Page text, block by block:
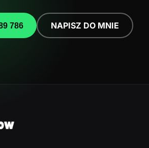
786 NAPISZ DO MNIE